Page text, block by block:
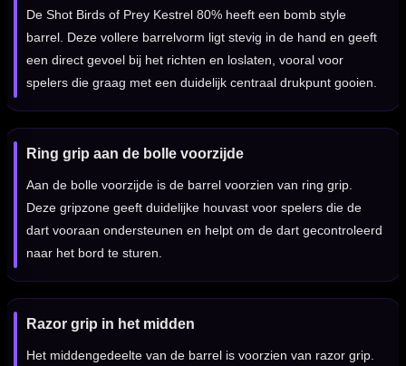
De Shot Birds of Prey Kestrel 80% heeft een bomb style
barrel. Deze vollere barrelvorm ligt stevig in de hand en geeft
een direct gevoel bij het richten en loslaten, vooral voor
spelers die graag met een duidelijk centraal drukpunt gooien.
Ring grip aan de bolle voorzijde
Aan de bolle voorzijde is de barrel voorzien van ring grip.
Deze gripzone geeft duidelijke houvast voor spelers die de
dart vooraan ondersteunen en helpt om de dart gecontroleerd
naar het bord te sturen.
Razor grip in het midden
Het middengedeelte van de barrel is voorzien van razor grip.